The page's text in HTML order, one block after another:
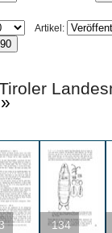
Artikel:
»
134